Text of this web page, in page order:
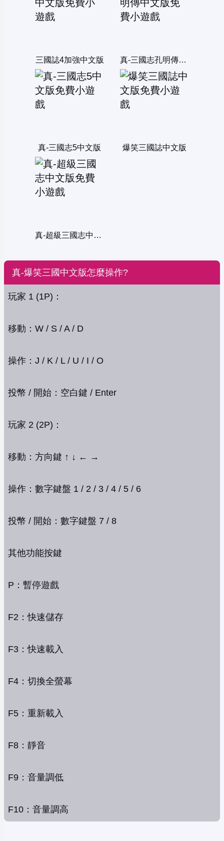
三國誌4加強中文版 真-三國志孔明傳中文版
真-三國志5中文版 爆笑三國誌中文版
真-超級三國志中文版
真-爆笑三國中文版怎麼操作?
玩家 1 (1P)：
移動：W / S / A / D
操作：J / K / L / U / I / O
投幣 / 開始：空白鍵 / Enter
玩家 2 (2P)：
移動：方向鍵 ↑ ↓ ← →
操作：數字鍵盤 1 / 2 / 3 / 4 / 5 / 6
投幣 / 開始：數字鍵盤 7 / 8
其他功能按鍵
P：暫停遊戲
F2：快速儲存
F3：快速載入
F4：切換全螢幕
F5：重新載入
F8：靜音
F9：音量調低
F10：音量調高